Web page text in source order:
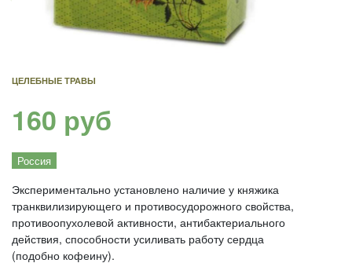
ЦЕЛЕБНЫЕ ТРАВЫ
160 руб
Россия
Экспериментально установлено наличие у княжика
транквилизирующего и противосудорожного свойства,
противоопухолевой активности, антибактериального
действия, способности усиливать работу сердца
(подобно кофеину).